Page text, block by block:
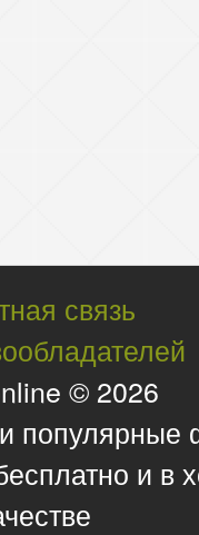
связь
© 2026
и в